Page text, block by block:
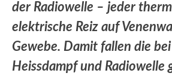
der Radiowelle – jeder
elektrische Reiz auf
Gewebe. Damit fallen die bei
Heissdampf und Radiowelle